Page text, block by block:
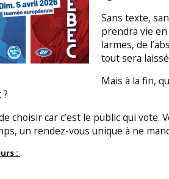
Sans texte,
prendra vie
larmes, de
tout sera
Mais à la fin,
choisir car c’est le public qui vote.
un rendez-vous unique à ne
: